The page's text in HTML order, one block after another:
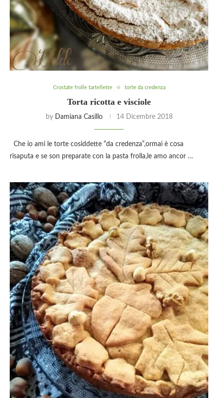
Crostate frolle tartellette torte da credenza
Torta ricotta e visciole
by Damiana Casillo 14 Dicembre 2018
Che io ami le torte cosiddette “da credenza”,ormai è cosa
risaputa e se son preparate con la pasta frolla,le amo ancor …